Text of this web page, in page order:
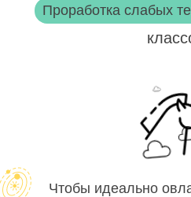
Проработка слабых
Чтобы идеально